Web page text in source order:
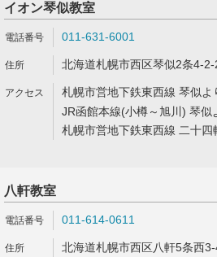
イオン琴似教室
011-631-6001
北海道札幌市西区琴似2条4-
札幌市営地下鉄東西線 琴似よ
JR函館本線(小樽～旭川) 琴似
札幌市営地下鉄東西線 二十
八軒教室
011-614-0611
北海道札幌市西区八軒5条西